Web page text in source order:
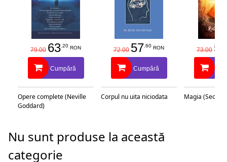
79.00 63.20 RON
Cumpără
Opere complete (Neville
Goddard)
72.00 57.60 RON
Cumpără
Corpul nu uita niciodata
73.00 58
Magia
Nu sunt produse la această
categorie